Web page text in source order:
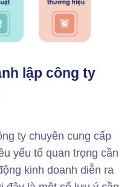
lập công ty
ty chuyên cung cấp
yếu tố quan trọng cần
kinh doanh diễn ra